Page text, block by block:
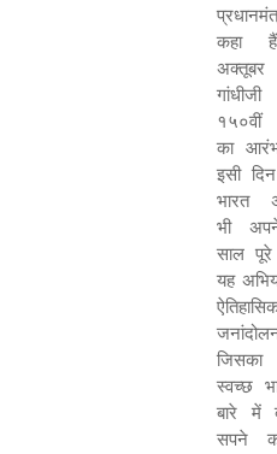
कहा हैं
का आरंभ
इसी
भारत
भी
साल पूरे
यह
जिसका
स्वच्छ
बारे में
सपने